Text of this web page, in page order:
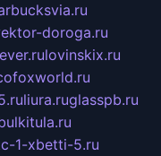
doroga.ru
lovinskix.ru
liura.ruglasspb.ru
1-xbetti-5.ru